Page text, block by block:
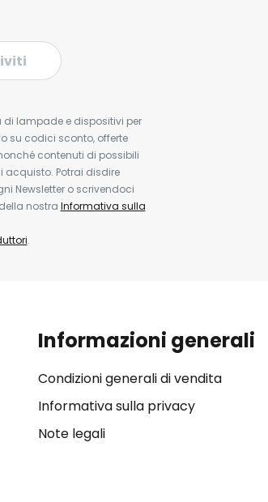
lampade e dispositivi per
su codici sconto, offerte
contenuti di possibili
acquisto. Potrai disdire
Newsletter o scrivendoci
nostra Informativa sulla
.
Informazioni generali
Condizioni generali di vendita
Informativa sulla privacy
Note legali